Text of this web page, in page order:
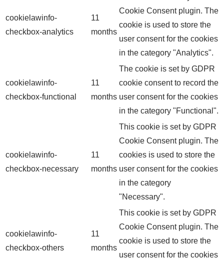
cookielawinfo-
checkbox-analytics
11
months
Cookie Consent plugin. The
cookie is used to store the
user consent for the cookies
in the category "Analytics".
cookielawinfo-
checkbox-functional
11
months
The cookie is set by GDPR
cookie consent to record the
user consent for the cookies
in the category "Functional".
cookielawinfo-
checkbox-necessary
11
months
This cookie is set by GDPR
Cookie Consent plugin. The
cookies is used to store the
user consent for the cookies
in the category
"Necessary".
cookielawinfo-
checkbox-others
11
months
This cookie is set by GDPR
Cookie Consent plugin. The
cookie is used to store the
user consent for the cookies